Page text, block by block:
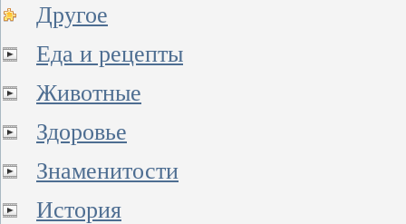
Другое
Еда и рецепты
Животные
Здоровье
Знаменитости
История